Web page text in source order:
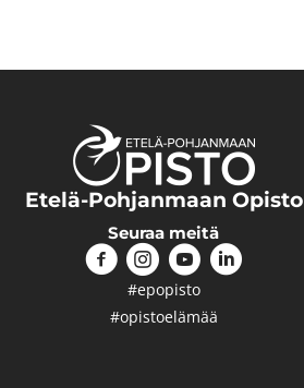
Etelä-Pohjanmaan Opisto
Seuraa meitä
#epopisto
#opistoelämää